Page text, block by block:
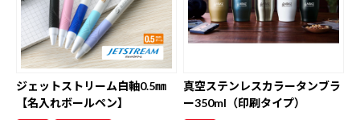
ジェットストリーム白軸0.5㎜
【名入れボールペン】
真空ステンレスカラータンブラ
ー350ml（印刷タイプ）